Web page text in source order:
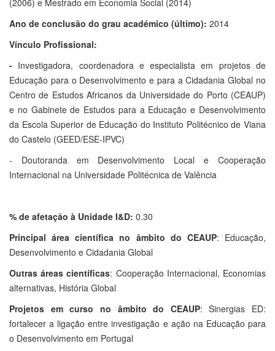
Ano de conclusão do grau académico (último): 2014
Vínculo Profissional:
- Investigadora, coordenadora e especialista em projetos de
Educação para o Desenvolvimento e para a Cidadania Global no
Centro de Estudos Africanos da Universidade do Porto (CEAUP)
e no Gabinete de Estudos para a Educação e Desenvolvimento
da Escola Superior de Educação do Instituto Politécnico de Viana
do Castelo (GEED/ESE-IPVC)
- Doutoranda em Desenvolvimento Local e Cooperação
Internacional na Universidade Politécnica de Valência
% de afetação à Unidade I&D: 0.30
Principal área científica no âmbito do CEAUP: Educação,
Desenvolvimento e Cidadania Global
Outras áreas científicas: Cooperação Internacional, Economias
alternativas, História Global
Projetos em curso no âmbito do CEAUP: Sinergias ED:
fortalecer a ligação entre investigação e ação na Educação para
o Desenvolvimento em Portugal